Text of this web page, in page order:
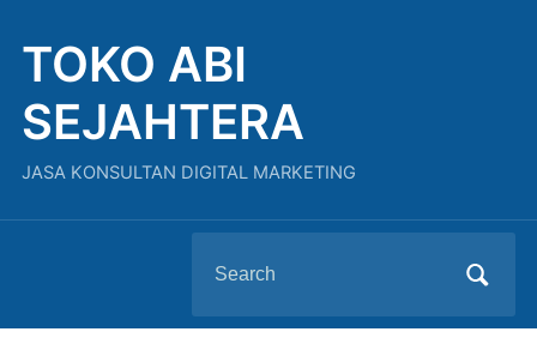
TOKO ABI
SEJAHTERA
JASA KONSULTAN DIGITAL MARKETING
for: